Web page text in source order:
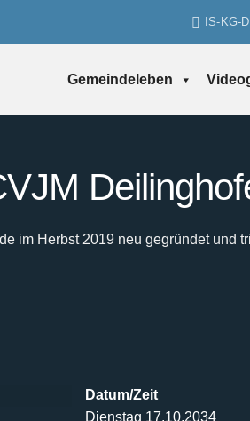
IS-KG-
Gemeindeleben
im Herbst 2019 neu gegründet und
Datum/Zeit
Dienstag 17.10.2034